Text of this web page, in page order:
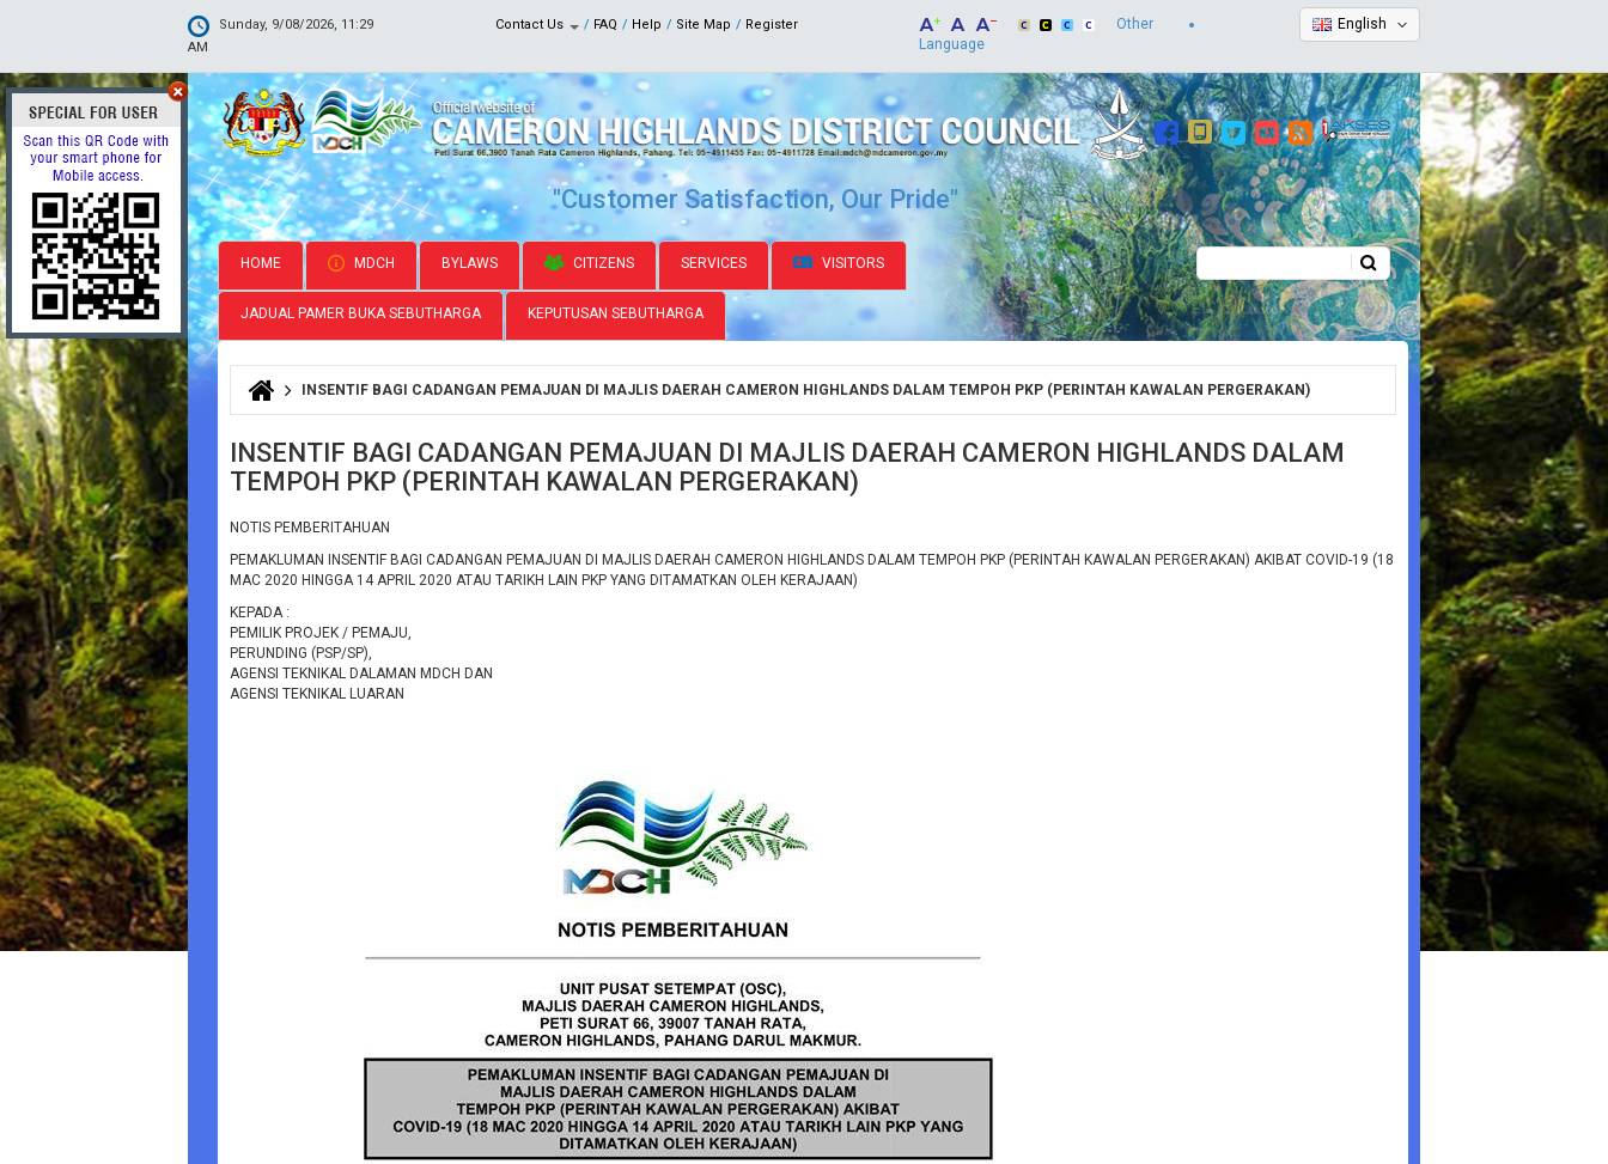
Sunday, 9/08/2026, 11:29
AM
Contact Us FAQ Help Site Map Register English
Other
Language
"Customer Satisfaction, Our Pride"
HOME MDCH BYLAWS CITIZENS SERVICES VISITORS
JADUAL PAMER BUKA SEBUTHARGA KEPUTUSAN SEBUTHARGA
Search form
You are hereINSENTIF BAGI CADANGAN PEMAJUAN DI MAJLIS DAERAH CAMERON HIGHLANDS DALAM TEMPOH PKP (PERINTAH KAWALAN PERGERAKAN)
INSENTIF BAGI CADANGAN PEMAJUAN DI MAJLIS DAERAH CAMERON HIGHLANDS DALAM
TEMPOH PKP (PERINTAH KAWALAN PERGERAKAN)
NOTIS PEMBERITAHUAN
PEMAKLUMAN INSENTIF BAGI CADANGAN PEMAJUAN DI MAJLIS DAERAH CAMERON HIGHLANDS DALAM TEMPOH PKP (PERINTAH KAWALAN PERGERAKAN) AKIBAT COVID-19 (18
MAC 2020 HINGGA 14 APRIL 2020 ATAU TARIKH LAIN PKP YANG DITAMATKAN OLEH KERAJAAN)
KEPADA :
PEMILIK PROJEK / PEMAJU,
PERUNDING (PSP/SP),
AGENSI TEKNIKAL DALAMAN MDCH DAN
AGENSI TEKNIKAL LUARAN